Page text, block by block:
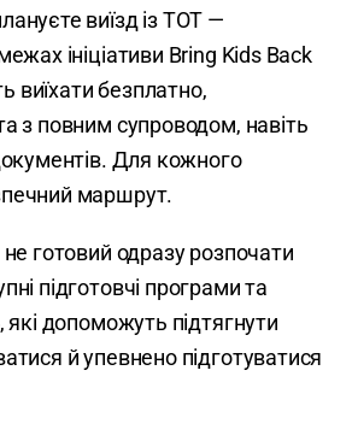
виїзд із ТОТ —
ініціативи Bring Kids Back
виїхати безплатно,
з повним супроводом, навіть
Для кожного
маршрут.
готовий одразу розпочати
підготовчі програми та
які допоможуть підтягнути
й упевнено підготуватися